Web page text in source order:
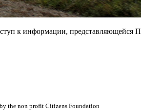
к информации,
the non profit Citizens Foundation